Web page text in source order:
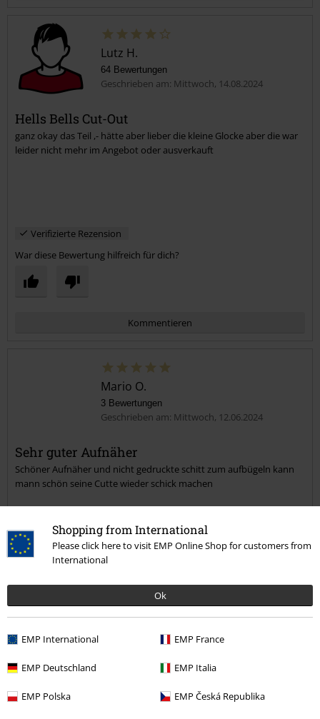
Shopping from International
Please click here to visit EMP Online Shop for customers from
International
Ok
EMP International EMP France
EMP Deutschland EMP Italia
EMP Polska EMP Česká Republika
Kommentar jetzt abschicken!
Lutz H.
64 Bewertungen
Geschrieben am: Mittwoch, 14.08.2024
Hells Bells Cut-Out
ganz okay das Teil ,- hätte aber lieber die kleine Glocke aber die war
leider nicht mehr im Angebot oder ausverkauft
Verifizierte Rezension
War diese Bewertung hilfreich für dich?
Kommentieren
Kommentar jetzt abschicken!
Mario O.
3 Bewertungen
Geschrieben am: Mittwoch, 12.06.2024
Sehr guter Aufnäher
Schöner Aufnäher und nicht gedruckte schitt zum aufbügeln kann
mann schön seine Cutte wieder schick machen
War diese Bewertung hilfreich für dich?
Kommentieren